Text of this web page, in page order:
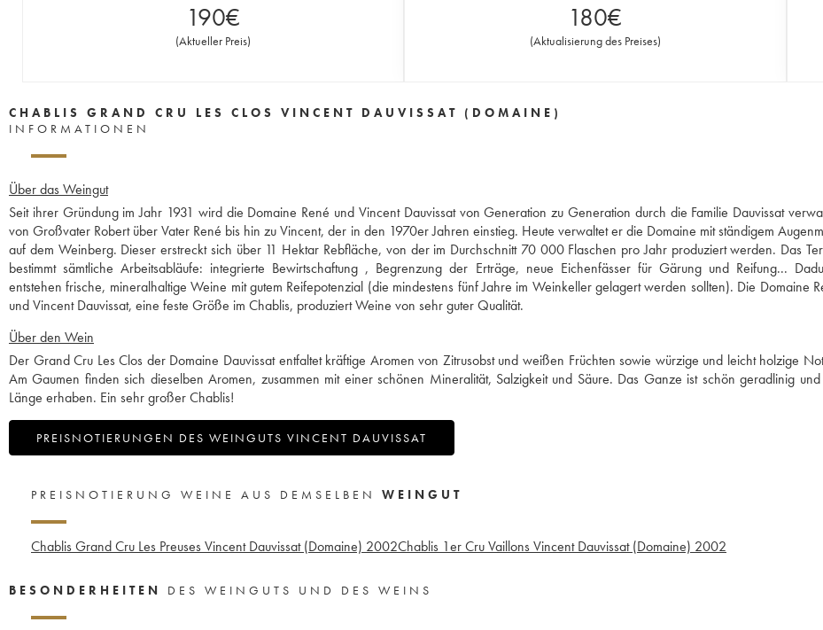
190€
(Aktueller Preis)
180€
(Aktualisierung des Preises)
CHABLIS GRAND CRU LES CLOS VINCENT DAUVISSAT (DOMAINE)
INFORMATIONEN
Über das Weingut
Seit ihrer Gründung im Jahr 1931 wird die Domaine René und Vincent Dauvissat von Generation zu Generation durch die Familie Dauvissat
von Großvater Robert über Vater René bis hin zu Vincent, der in den 1970er Jahren einstieg. Heute verwaltet er die Domaine mit ständigem
auf dem Weinberg. Dieser erstreckt sich über 11 Hektar Rebfläche, von der im Durchschnitt 70 000 Flaschen pro Jahr produziert werden. Das
bestimmt sämtliche Arbeitsabläufe: integrierte Bewirtschaftung , Begrenzung der Erträge, neue Eichenfässer für Gärung und Reifung...
entstehen frische, mineralhaltige Weine mit gutem Reifepotenzial (die mindestens fünf Jahre im Weinkeller gelagert werden sollten). Die Domaine
und Vincent Dauvissat, eine feste Größe im Chablis, produziert Weine von sehr guter Qualität.
Über den Wein
Der Grand Cru Les Clos der Domaine Dauvissat entfaltet kräftige Aromen von Zitrusobst und weißen Früchten sowie würzige und leicht holzige
Am Gaumen finden sich dieselben Aromen, zusammen mit einer schönen Mineralität, Salzigkeit und Säure. Das Ganze ist schön geradlinig
Länge erhaben. Ein sehr großer Chablis!
PREISNOTIERUNGEN DES WEINGUTS VINCENT DAUVISSAT
PREISNOTIERUNG WEINE AUS DEMSELBEN WEINGUT
Chablis Grand Cru Les Preuses Vincent Dauvissat (Domaine) 2002Chablis 1er Cru Vaillons Vincent Dauvissat (Domaine) 2002
BESONDERHEITEN DES WEINGUTS UND DES WEINS